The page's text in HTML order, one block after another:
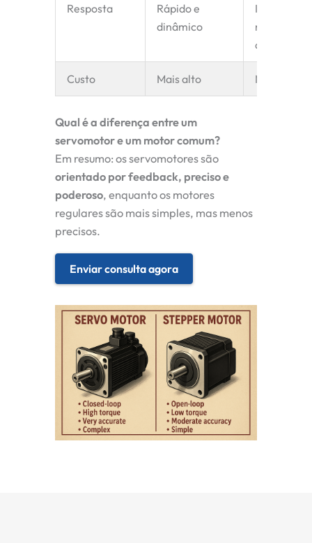
Resposta
Rápido e
dinâmico
Início/
mais
atrasados
Custo Mais alto Mais baixo
Qual é a diferença entre um
servomotor e um motor comum?
Em resumo: os servomotores são
orientado por feedback, preciso e
poderoso, enquanto os motores
regulares são mais simples, mas menos
precisos.
Enviar consulta agora